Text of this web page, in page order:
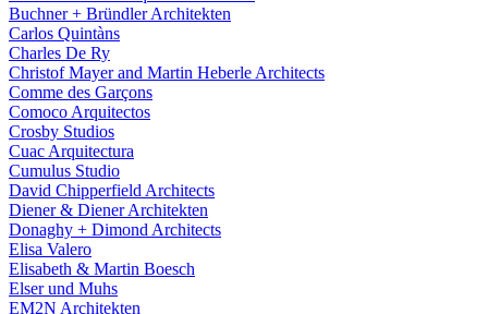
Buchner + Bründler Architekten
Carlos Quintàns
Charles De Ry
Christof Mayer and Martin Heberle Architects
Comme des Garçons
Comoco Arquitectos
Crosby Studios
Cuac Arquitectura
Cumulus Studio
David Chipperfield Architects
Diener & Diener Architekten
Donaghy + Dimond Architects
Elisa Valero
Elisabeth & Martin Boesch
Elser und Muhs
EM2N Architekten